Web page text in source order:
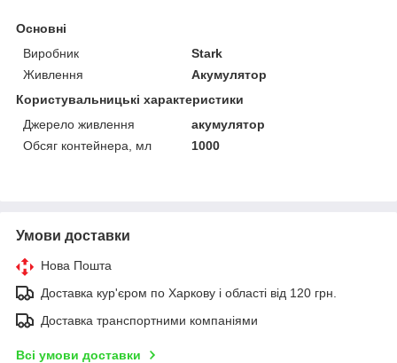
Основні
Виробник
Stark
Живлення
Акумулятор
Користувальницькі характеристики
Джерело живлення
акумулятор
Обсяг контейнера, мл
1000
Умови доставки
Нова Пошта
Доставка кур'єром по Харкову і області від 120 грн.
Доставка транспортними компаніями
Всі умови доставки